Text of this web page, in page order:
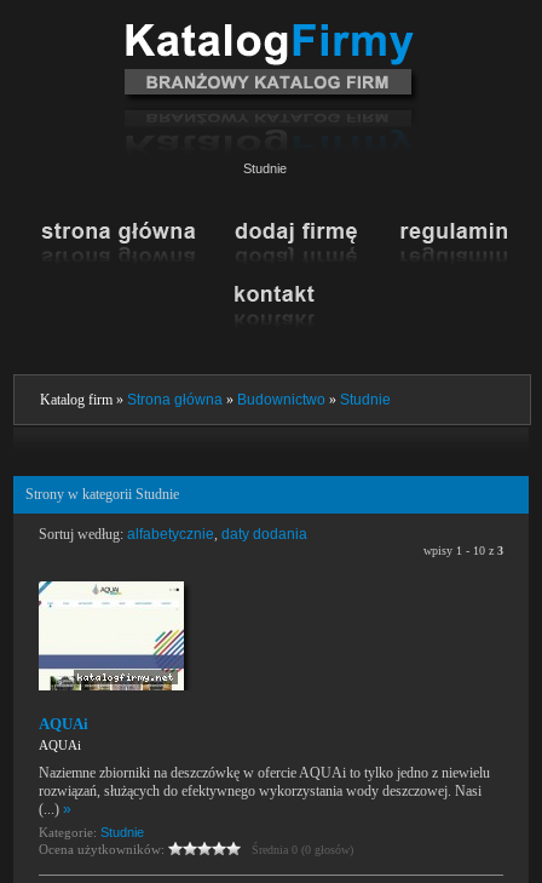
Studnie
Katalog firm »Strona główna » Budownictwo »Studnie
Strony w kategorii Studnie
Sortuj według:alfabetycznie,daty dodania
wpisy 1 - 10 z 3
AQUAi
AQUAi
Naziemne zbiorniki na deszczówkę w ofercie AQUAi to tylko jedno z niewielu
rozwiązań, służących do efektywnego wykorzystania wody deszczowej. Nasi
(...)»
Kategorie:Studnie
Ocena użytkowników:
Średnia 0 (0 głosów)